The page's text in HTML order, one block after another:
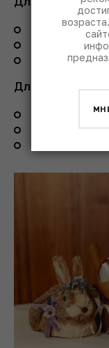
Апельсин –
Сахар – 200
Вода – 100
Для
Яичный
Сахар – 200